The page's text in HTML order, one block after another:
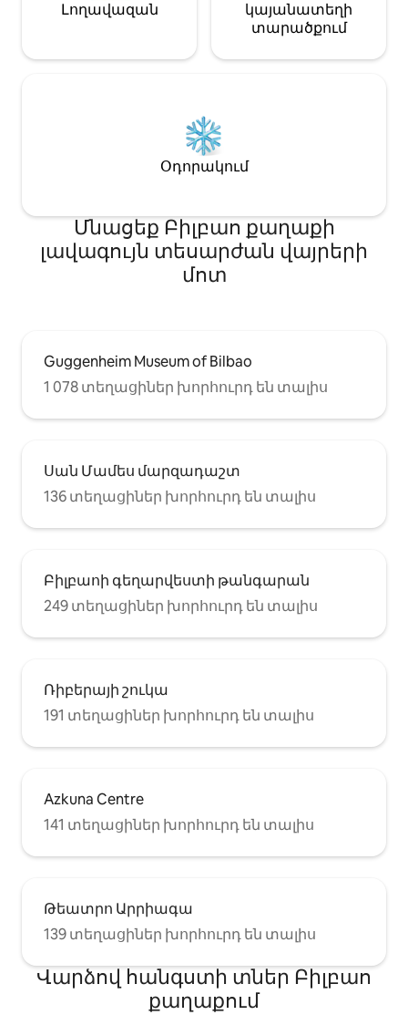
Լողավազան
կայանատեղի
տարածքում
Օդորակում
Մնացեք Բիլբաո քաղաքի
լավագույն տեսարժան վայրերի
մոտ
Guggenheim Museum of Bilbao
1 078 տեղացիներ խորհուրդ են տալիս
Սան Մամես մարզադաշտ
136 տեղացիներ խորհուրդ են տալիս
Բիլբաոի գեղարվեստի թանգարան
249 տեղացիներ խորհուրդ են տալիս
Ռիբերայի շուկա
191 տեղացիներ խորհուրդ են տալիս
Azkuna Centre
141 տեղացիներ խորհուրդ են տալիս
Թեատրո Արրիագա
139 տեղացիներ խորհուրդ են տալիս
Վարձով հանգստի տներ Բիլբաո
քաղաքում